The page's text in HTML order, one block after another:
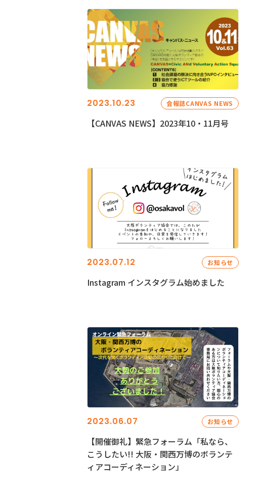
2023.10.23 会報誌CANVAS NEWS
【CANVAS NEWS】2023年10・11月号
2023.07.12 お知らせ
Instagram インスタグラム始めました
2023.06.07 お知らせ
【開催御礼】緊急フォーラム「私なら、
こうしたい!! 大阪・関西万博のボランテ
ィアコーディネーション」